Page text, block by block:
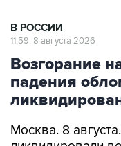
В РОССИИ
11:59, 8 августа 2026
Возгорание
падения
Москва. 8